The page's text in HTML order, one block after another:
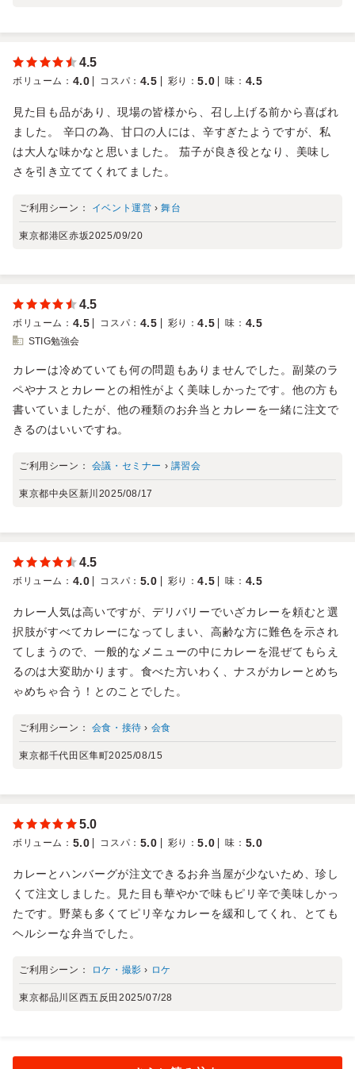
4.5
ボリューム ： 4.0 コスパ ： 4.5 彩り ：5.0 味 ： 4.5
見た目も品があり、現場の皆様から、召し上げる前から喜ばれ
ました。 辛口の為、甘口の人には、辛すぎたようですが、私
は大人な味かなと思いました。 茄子が良き役となり、美味し
さを引き立ててくれてました。
ご利用シーン： イベント運営 ›舞台
東京都港区赤坂2025/09/20
4.5
ボリューム ： 4.5 コスパ ： 4.5 彩り ：4.5 味 ： 4.5
STIG勉強会
カレーは冷めていても何の問題もありませんでした。副菜のラ
ペやナスとカレーとの相性がよく美味しかったです。他の方も
書いていましたが、他の種類のお弁当とカレーを一緒に注文で
きるのはいいですね。
ご利用シーン： 会議・セミナー › 講習会
東京都中央区新川 2025/08/17
4.5
ボリューム ： 4.0 コスパ ： 5.0 彩り ：4.5 味 ： 4.5
カレー人気は高いですが、デリバリーでいざカレーを頼むと選
択肢がすべてカレーになってしまい、高齢な方に難色を示され
てしまうので、一般的なメニューの中にカレーを混ぜてもらえ
るのは大変助かります。食べた方いわく、ナスがカレーとめち
ゃめちゃ合う！とのことでした。
ご利用シーン： 会食・接待 › 会食
東京都千代田区隼町2025/08/15
5.0
ボリューム ： 5.0 コスパ ： 5.0 彩り ：5.0 味 ： 5.0
カレーとハンバーグが注文できるお弁当屋が少ないため、珍し
くて注文しました。見た目も華やかで味もピリ辛で美味しかっ
たです。野菜も多くてピリ辛なカレーを緩和してくれ、とても
ヘルシーな弁当でした。
ご利用シーン： ロケ・撮影 › ロケ
東京都品川区西五反田 2025/07/28